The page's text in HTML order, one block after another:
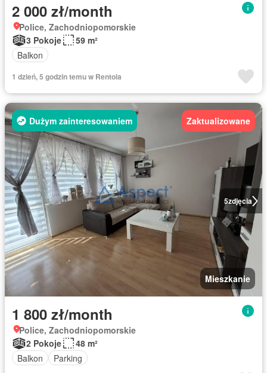
2 000 zł/month
Police, Zachodniopomorskie
3 Pokoje
59 m²
Balkon
1 dzień, 5 godzin temu w Rentola
5zdjęcia
Dużym zainteresowaniem Zaktualizowane
Mieszkanie
1 800 zł/month
Police, Zachodniopomorskie
2 Pokoje
48 m²
Balkon
Parking